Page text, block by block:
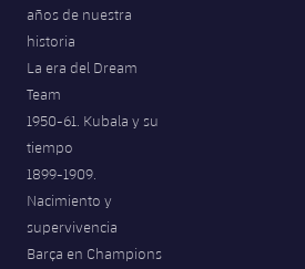
años de nuestra
historia
La era del Dream
Team
1950-61. Kubala y su
tiempo
1899-1909.
Nacimiento y
supervivencia
Barça en Champions